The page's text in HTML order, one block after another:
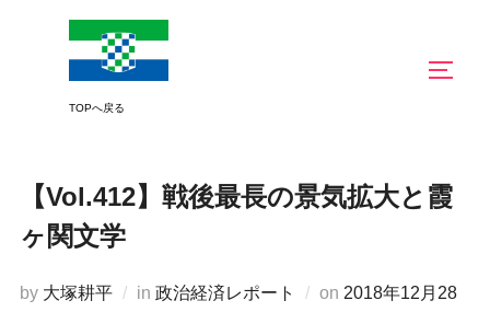
【Vol.412】戦後最長の景気拡大と霞
ヶ関文学
by 大塚耕平 in 政治経済レポート on 投
2018年12月28